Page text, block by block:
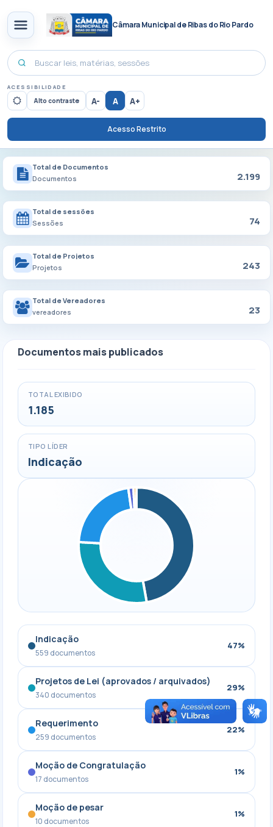
Câmara Municipal de Ribas do Rio Pardo
ACESSIBILIDADE
Alto contraste A- A A+
Acesso Restrito
Total de Documentos
Documentos
2.199
Total de sessões
Sessões
74
Total de Projetos
Projetos
243
Total de Vereadores
vereadores
23
Documentos mais publicados
TOTAL EXIBIDO
1.185
TIPO LÍDER
Indicação
Indicação
559 documentos
47%
Projetos de Lei (aprovados / arquivados)
340 documentos
29%
Requerimento
259 documentos
22%
Moção de Congratulação
17 documentos
1%
Moção de pesar
10 documentos
1%